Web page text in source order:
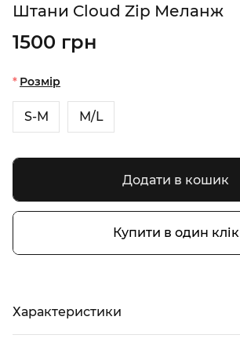
Штани Cloud Zip Меланж
1500 грн
Розмір
S-M M/L
Додати в кошик
Купити в один клік
Характеристики